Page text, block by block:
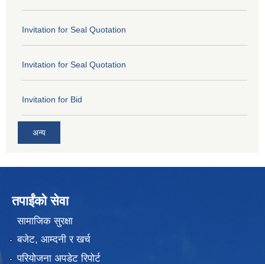
Invitation for Seal Quotation
Invitation for Seal Quotation
Invitation for Bid
अन्य
तपाईंको सेवा
सामाजिक सुरक्षा
बजेट, आम्दनी र खर्च
परियोजना अपडेट रिपोर्ट